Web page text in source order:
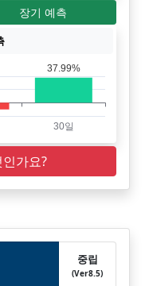
장기 예측
가요?
중립
(Ver8.5)